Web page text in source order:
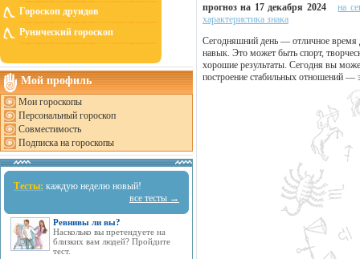
Гороскоп друидов
Рунический гороскоп
Мой профиль
Мои гороскопы
Персональный гороскоп
Совместимость
Подписка на гороскопы
Тесты: каждую неделю новый!
все тесты →
Ревнивы ли вы?
Насколько вы претендуете на
близких вам людей? Пройдите
тест.
прогноз на 17 декабря 2024
на
характеристика знака
Сегодняшний день — отличное время
навык. Это может быть спорт,
хорошие результаты. Сегодня вы
построение стабильных отношений —